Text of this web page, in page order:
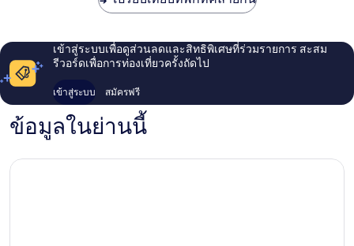
เข้าสู่ระบบเพื่อดูส่วนลดและสิทธิพิเศษที่ร่วมรายการ สะสม
รีวอร์ดเพื่อการท่องเที่ยวครั้งถัดไป
เข้าสู่ระบบ สมัครฟรี
ข้อมูลในย่านนี้